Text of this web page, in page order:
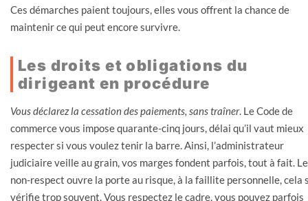
Ces démarches paient toujours, elles vous offrent la chance de
maintenir ce qui peut encore survivre.
Les droits et obligations du
dirigeant en procédure
Vous déclarez la cessation des paiements, sans traîner. Le Code de
commerce vous impose quarante-cinq jours, délai qu’il vaut mieux
respecter si vous voulez tenir la barre. Ainsi, l’administrateur
judiciaire veille au grain, vos marges fondent parfois, tout à fait. Le
non-respect ouvre la porte au risque, à la faillite personnelle, cela
vérifie trop souvent. Vous respectez le cadre, vous pouvez parfois